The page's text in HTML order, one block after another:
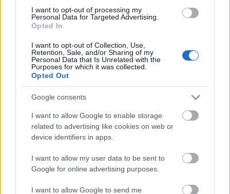
I want to opt-out of processing my
Personal Data for Targeted Advertising.
Opted In
I want to opt-out of Collection, Use,
Retention, Sale, and/or Sharing of my
Personal Data that Is Unrelated with the
Purposes for which it was collected.
Opted Out
Google consents
I want to allow Google to enable storage
related to advertising like cookies on web or
device identifiers in apps.
I want to allow my user data to be sent to
Google for online advertising purposes.
I want to allow Google to send me
műemlékfelújítás műemlék restaurálás
Történelmi táj, amelynek minden köve mesél –
megújul a tatai Angolkert
A projekt részeként megújulnak a területen található
műemlékek, köztük a különleges Műromok, valamint a közeli
Várkanyarban álló Nepomuki Szent János híd és szobor is.
M1 bővítés: már zajlik a teljesen új
Új gyalogosátkelők és jelzőlámpás
csomópont épül Angyalföldön